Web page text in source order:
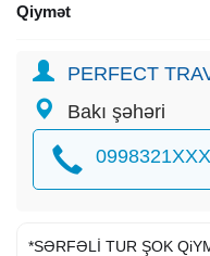
Qiymət
PERFECT
Bakı şəhəri
0998321XXX
*SƏRFƏLİ TUR ŞOK